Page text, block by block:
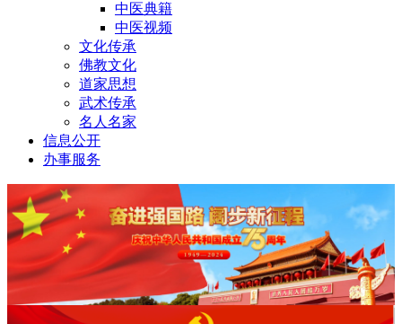
中医典籍
中医视频
文化传承
佛教文化
道家思想
武术传承
名人名家
信息公开
办事服务